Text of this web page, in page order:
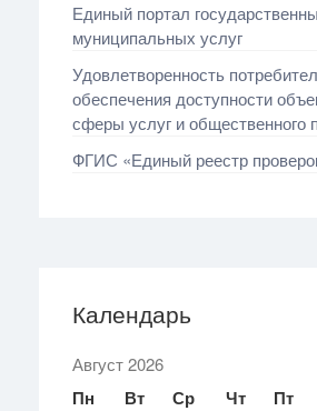
Единый портал
муниципальных услуг
Удовлетворенность
обеспечения доступности
сферы услуг и общественного
ФГИС «Единый реестр
Календарь
Август 2026
Пн Вт Ср Чт Пт